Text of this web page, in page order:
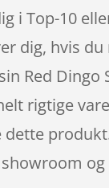
i Top-10
dig, hvis
Red
rigtige